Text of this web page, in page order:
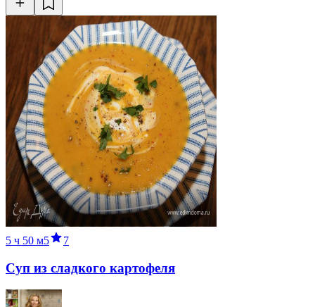
5 ч 50 м5 7
Суп из сладкого картофеля